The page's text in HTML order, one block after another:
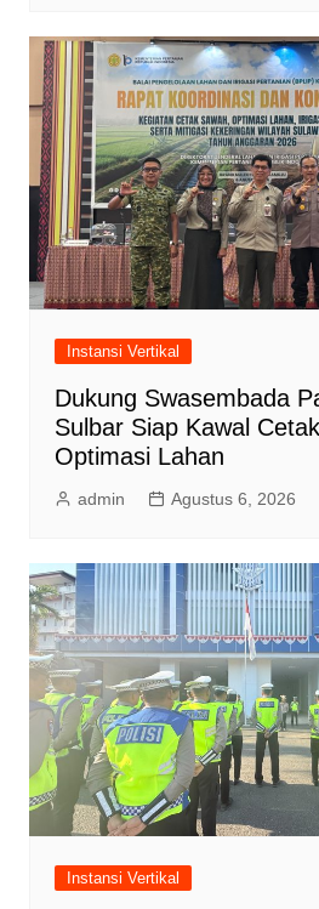
Instansi Vertikal
Dukung Swasembada
Sulbar Siap Kawal
Optimasi Lahan
admin Agustus 6, 2026
Instansi Vertikal